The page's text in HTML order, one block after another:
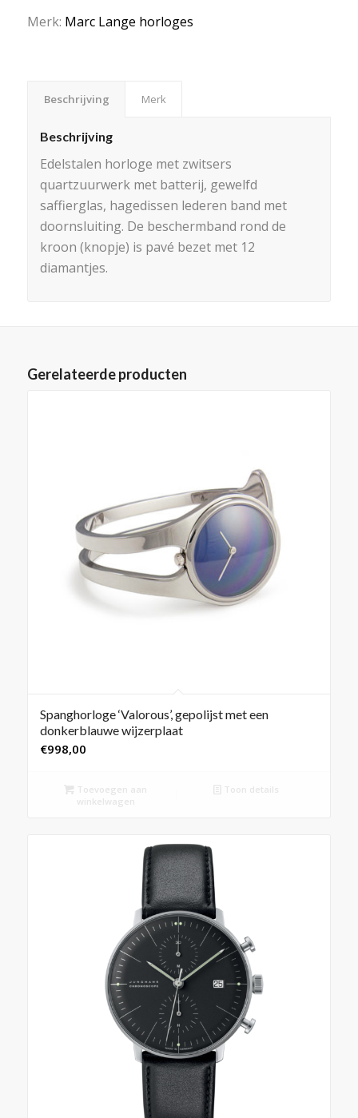
Merk: Marc Lange horloges
Beschrijving Merk
Beschrijving
Edelstalen horloge met zwitsers
quartzuurwerk met batterij, gewelfd
saffierglas, hagedissen lederen band met
doornsluiting. De beschermband rond de
kroon (knopje) is pavé bezet met 12
diamantjes.
Gerelateerde producten
Spanghorloge ‘Valorous’, gepolijst met een
donkerblauwe wijzerplaat
€998,00
Toevoegen aan
winkelwagen
Toon details